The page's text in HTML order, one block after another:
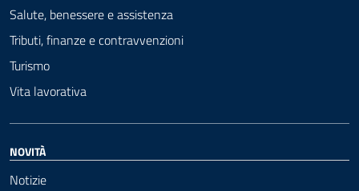
Salute, benessere e assistenza
Tributi, finanze e contravvenzioni
Turismo
Vita lavorativa
NOVITÀ
Notizie